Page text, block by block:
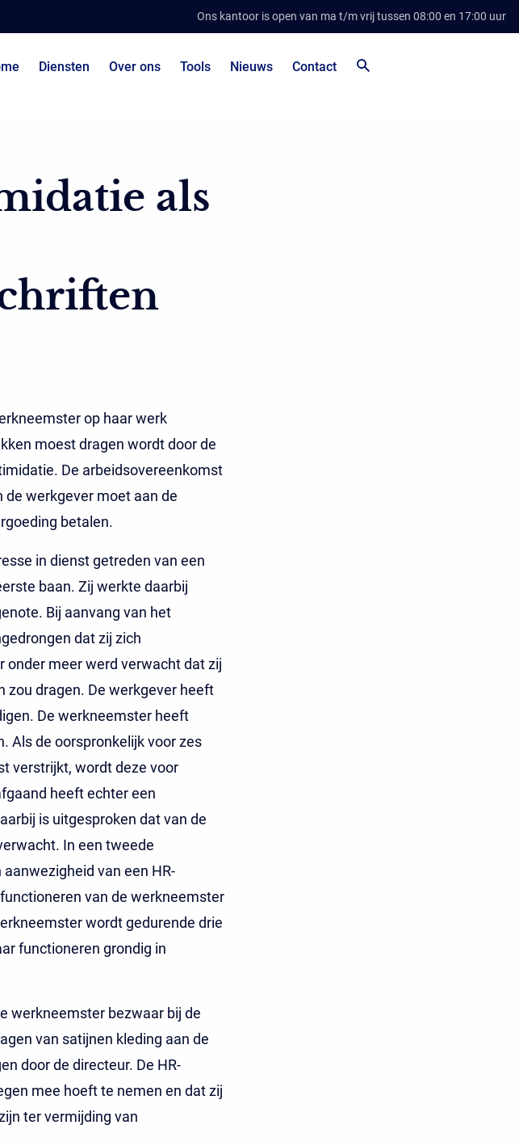
Ons kantoor is open van ma t/m vrij tussen 08:00 en 17:00 uur
Diensten Over ons Tools Nieuws Contact
als
op haar werk
moest dragen wordt door de
De arbeidsovereenkomst
werkgever moet aan de
betalen.
in dienst getreden van een
baan. Zij werkte daarbij
Bij aanvang van het
dat zij zich
onder meer werd verwacht dat zij
zou dragen. De werkgever heeft
De werkneemster heeft
Als de oorspronkelijk voor zes
verstrijkt, wordt deze voor
heeft echter een
is uitgesproken dat van de
In een tweede
van een HR-
van de werkneemster
wordt gedurende drie
functioneren grondig in
werkneemster bezwaar bij de
van satijnen kleding aan de
door de directeur. De HR-
mee hoeft te nemen en dat zij
ter vermijding van